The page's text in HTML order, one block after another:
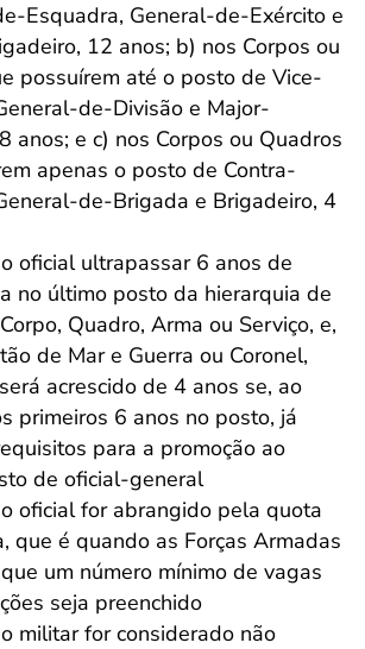
Esquadra, General-de-Exército e
12 anos; b) nos Corpos ou
possuírem até o posto de Vice-
de-Divisão e Major-
anos; e c) nos Corpos ou Quadros
apenas o posto de Contra-
de-Brigada e Brigadeiro, 4
oficial ultrapassar 6 anos de
no último posto da hierarquia de
Quadro, Arma ou Serviço, e,
de Mar e Guerra ou Coronel,
acrescido de 4 anos se, ao
primeiros 6 anos no posto, já
para a promoção ao
de oficial-general
oficial for abrangido pela quota
que é quando as Forças Armadas
um número mínimo de vagas
seja preenchido
militar for considerado não